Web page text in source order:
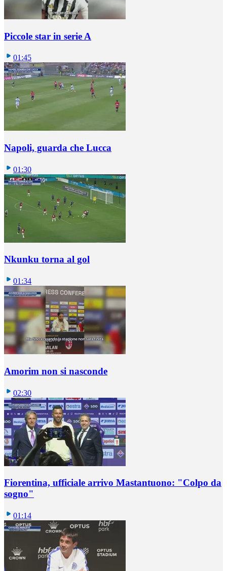
Piccole star in serie A
01:45
Napoli, guarda che Lucca
01:30
Nkunku torna al gol
01:34
Amorim non si nasconde
02:30
Fiorentina, ufficiale arrivo Mastantuono: "Colpo da
sogno"
01:14